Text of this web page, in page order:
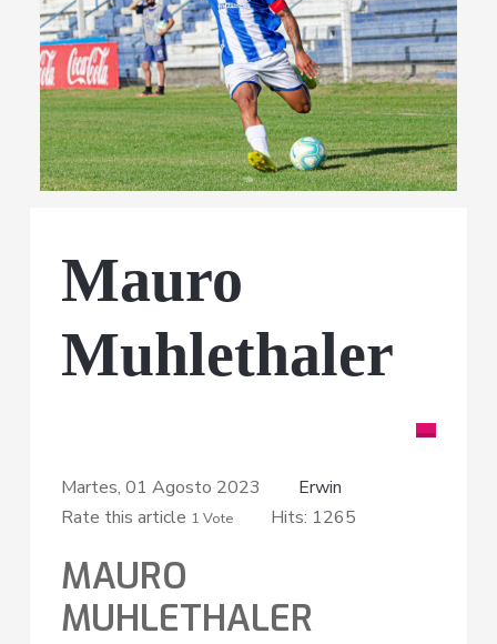
Mauro
Muhlethaler
Martes, 01 Agosto 2023
Erwin
Rate this article 1 Vote Hits: 1265
MAURO
MUHLETHALER